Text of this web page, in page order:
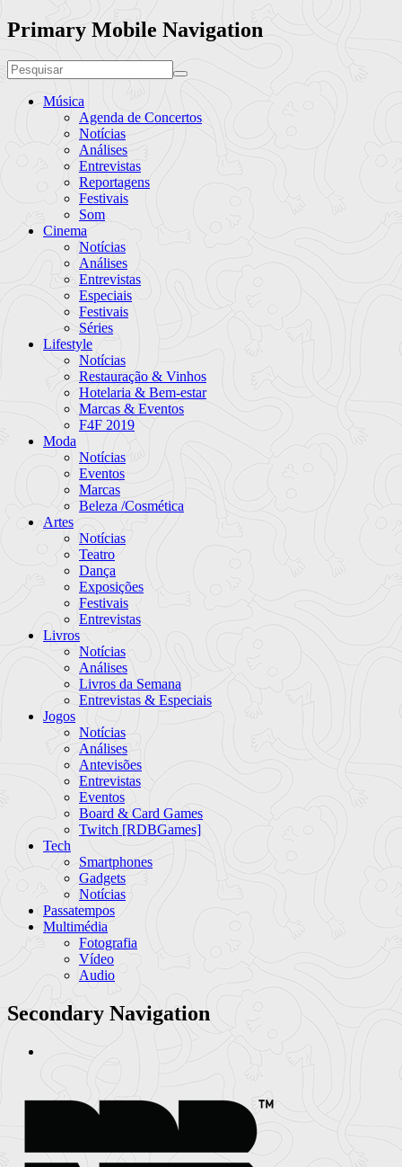
Primary Mobile Navigation
Música
Agenda de Concertos
Notícias
Análises
Entrevistas
Reportagens
Festivais
Som
Cinema
Notícias
Análises
Entrevistas
Especiais
Festivais
Séries
Lifestyle
Notícias
Restauração & Vinhos
Hotelaria & Bem-estar
Marcas & Eventos
F4F 2019
Moda
Notícias
Eventos
Marcas
Beleza /Cosmética
Artes
Notícias
Teatro
Dança
Exposições
Festivais
Entrevistas
Livros
Notícias
Análises
Livros da Semana
Entrevistas & Especiais
Jogos
Notícias
Análises
Antevisões
Entrevistas
Eventos
Board & Card Games
Twitch [RDBGames]
Tech
Smartphones
Gadgets
Notícias
Passatempos
Multimédia
Fotografia
Vídeo
Audio
Secondary Navigation